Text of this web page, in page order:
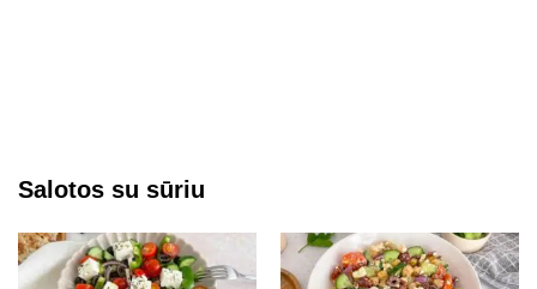
Salotos su sūriu